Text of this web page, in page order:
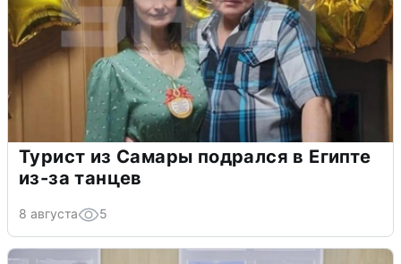
Турист из Самары подрался в Египте
из-за танцев
8 августа 5